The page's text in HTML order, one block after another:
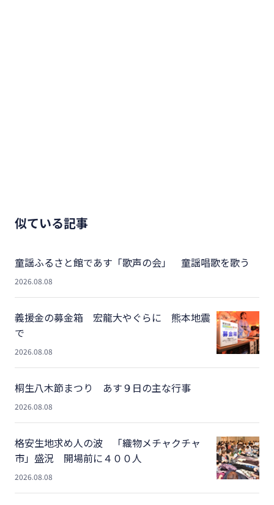
似ている記事
童謡ふるさと館であす「歌声の会」 童謡唱歌を歌う
2026.08.08
義援金の募金箱 宏龍大やぐらに 熊本地震
で
2026.08.08
桐生八木節まつり あす９日の主な行事
2026.08.08
格安生地求め人の波 「織物メチャクチャ
市」盛況 開場前に４００人
2026.08.08